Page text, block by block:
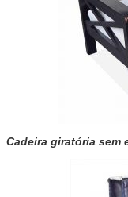
Cadeira giratória sem